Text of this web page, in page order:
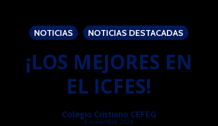
NOTICIAS NOTICIAS DESTACADAS
¡LOS MEJORES EN
EL ICFES!
Colegio Cristiano CEFEG
6 noviembre, 2024